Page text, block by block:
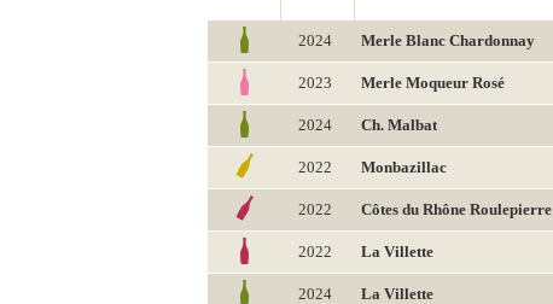
2024 Merle Blanc Chardonnay
2023 Merle Moqueur Rosé
2024 Ch. Malbat
2022 Monbazillac
2022 Côtes du Rhône Roulepierre
2022 La Villette
2024 La Villette